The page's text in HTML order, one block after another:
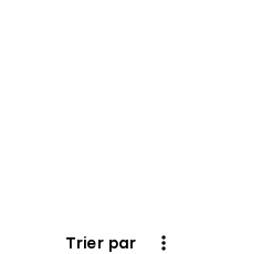
Trier par